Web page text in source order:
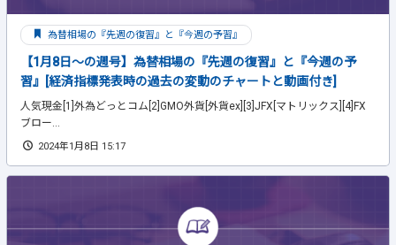
為替相場の『先週の復習』と『今週の予習』
【1月8日～の週号】為替相場の『先週の復習』と『今週の予
習』[経済指標発表時の過去の変動のチャートと動画付き]
人気現金[1]外為どっとコム[2]GMO外貨[外貨ex][3]JFX[マトリックス][4]FX
ブロー...
2024年1月8日 15:17